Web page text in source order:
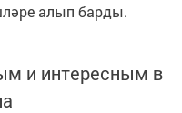
алып барды.
и интересным в